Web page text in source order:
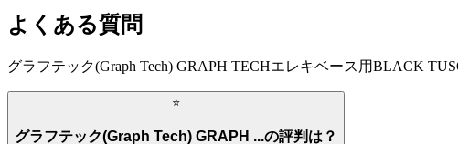
よくある質問
グラフテック(Graph Tech) GRAPH TECHエレキベース用BLACK
⭐
グラフテック(Graph Tech) GRAPH ...の評判は？